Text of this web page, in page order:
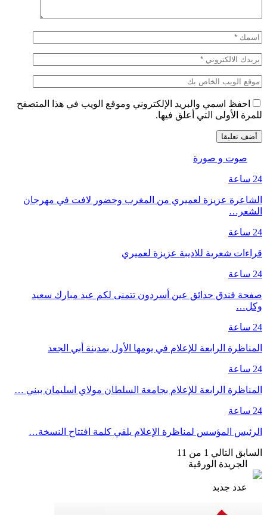
احفظ اسمي والبريد الإلكتروني وموقع الويب في هذا المتصفح
للمرة الأولى التي أعلق فيها.
صوت و صورة
24 ساعة
الشاعرة عزيزة لعميري من المغرب وحضور لافت في مهرجان
الشعر…
24 ساعة
قراءات شعرية للاديبة عزيزة لعميري
24 ساعة
صفحة فندق حدائق عين أسردون تتمنى لكم عيد مبارك سعيد
وكل…
24 ساعة
المناظرة الرابعة للإعلام في يومها الأول بمدينة أبي الجعد
24 ساعة
المناظرة الرابعة للإعلام بجامعة السلطان مولاي اسليمان ببني …
24 ساعة
الرئيس المؤسس لمناظرة الإعلام يلقي كلمة افتتاح النسخة…
السابق التالي 1 من 11
الجريدة الورقية
عدد جدبد